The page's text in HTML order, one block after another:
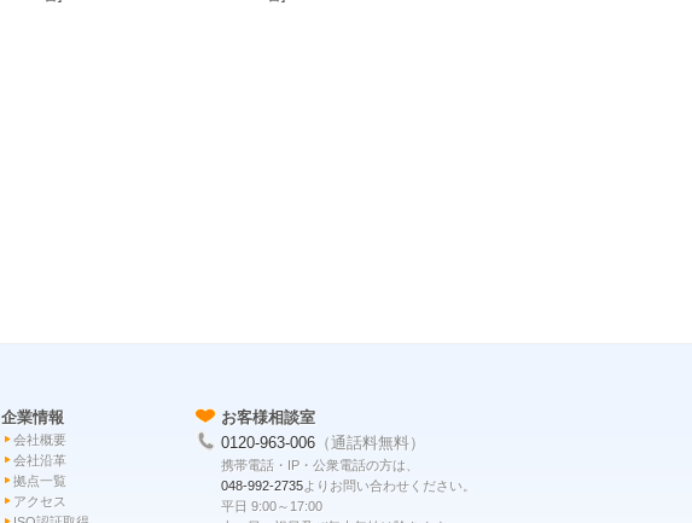
企業情報
会社概要
会社沿革
拠点一覧
アクセス
お客様相談室
0120-963-006 （通話料無料）
携帯電話・IP・公衆電話の方は、
048-992-2735よりお問い合わせください。
平日 9:00～17:00